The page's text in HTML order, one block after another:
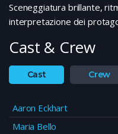
Sceneggiatura brillante,
interpretazione dei
Cast & Crew
Cast Crew
Aaron Eckhart
Maria Bello